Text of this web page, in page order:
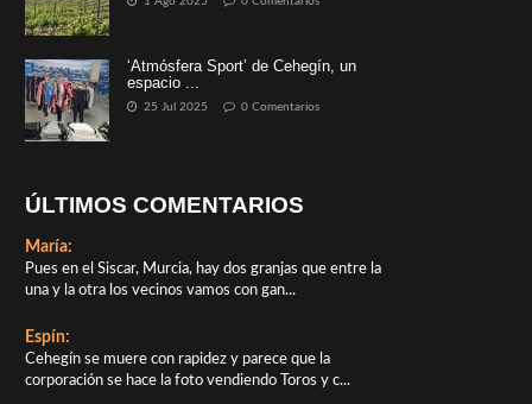
‘Atmósfera Sport’ de Cehegín, un
espacio ...
25 Jul 2025 0 Comentarios
ÚLTIMOS COMENTARIOS
María:
Pues en el Siscar, Murcia, hay dos granjas que entre la
una y la otra los vecinos vamos con gan...
Espín:
Cehegín se muere con rapidez y parece que la
corporación se hace la foto vendiendo Toros y c...